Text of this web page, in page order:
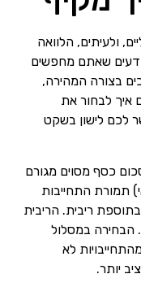
ולעיתים, הלוואה
יודעים שאתם מחפשים
בצורה המהירה,
איך לבחור את
לכם לישון בשקט
כסף מסוים מגורם
תמורת התחייבות
ריבית. הריבית
הבחירה במסלול
לא
יותר.